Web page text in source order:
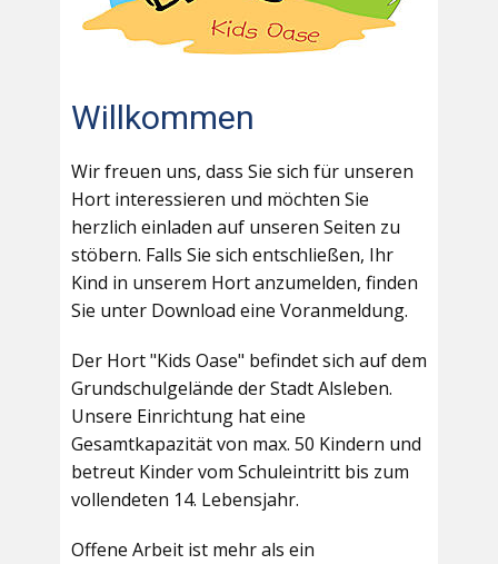
Willkommen
Wir freuen uns, dass Sie sich für unseren
Hort interessieren und möchten Sie
herzlich einladen auf unseren Seiten zu
stöbern. Falls Sie sich entschließen, Ihr
Kind in unserem Hort anzumelden, finden
Sie unter Download eine Voranmeldung.
Der Hort "Kids Oase" befindet sich auf dem
Grundschulgelände der Stadt Alsleben.
Unsere Einrichtung hat eine
Gesamtkapazität von max. 50 Kindern und
betreut Kinder vom Schuleintritt bis zum
vollendeten 14. Lebensjahr.
Offene Arbeit ist mehr als ein